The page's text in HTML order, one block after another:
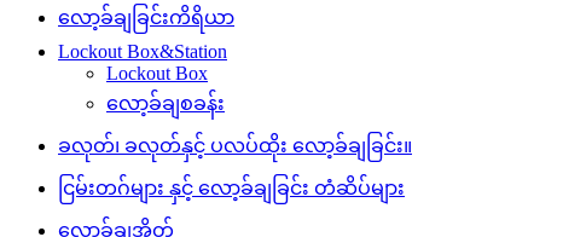
လော့ခ်ချခြင်းကိရိယာ
Lockout Box&Station
Lockout Box
လော့ခ်ချစခန်း
ခလုတ်၊ ခလုတ်နှင့် ပလပ်ထိုး လော့ခ်ချခြင်း။
ငြမ်းတဂ်များ နှင့် လော့ခ်ချခြင်း တံဆိပ်များ
လော့ခ်ချအိတ်